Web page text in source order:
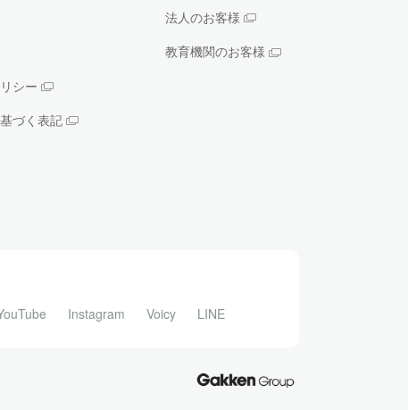
シー
づく表記
法人のお客様
教育機関のお客様
Instagram Voicy LINE